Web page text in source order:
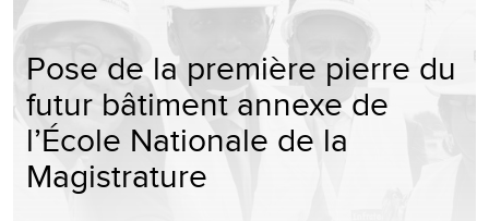
Pose de la première pierre du
futur bâtiment annexe de
l’École Nationale de la
Magistrature